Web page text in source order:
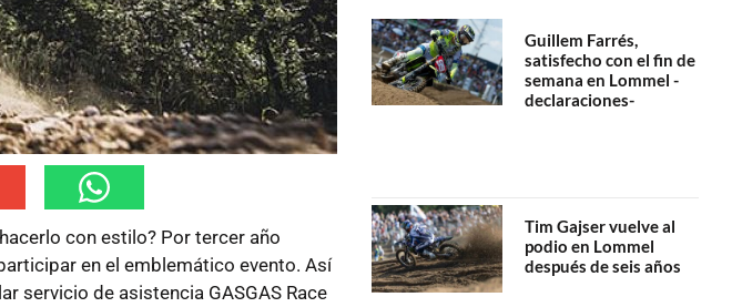
con estilo? Por tercer año
en el emblemático evento. Así
servicio de asistencia GASGAS Race
Guillem Farrés,
satisfecho con el fin de
semana en Lommel -
declaraciones-
Tim Gajser vuelve al
podio en Lommel
después de seis años